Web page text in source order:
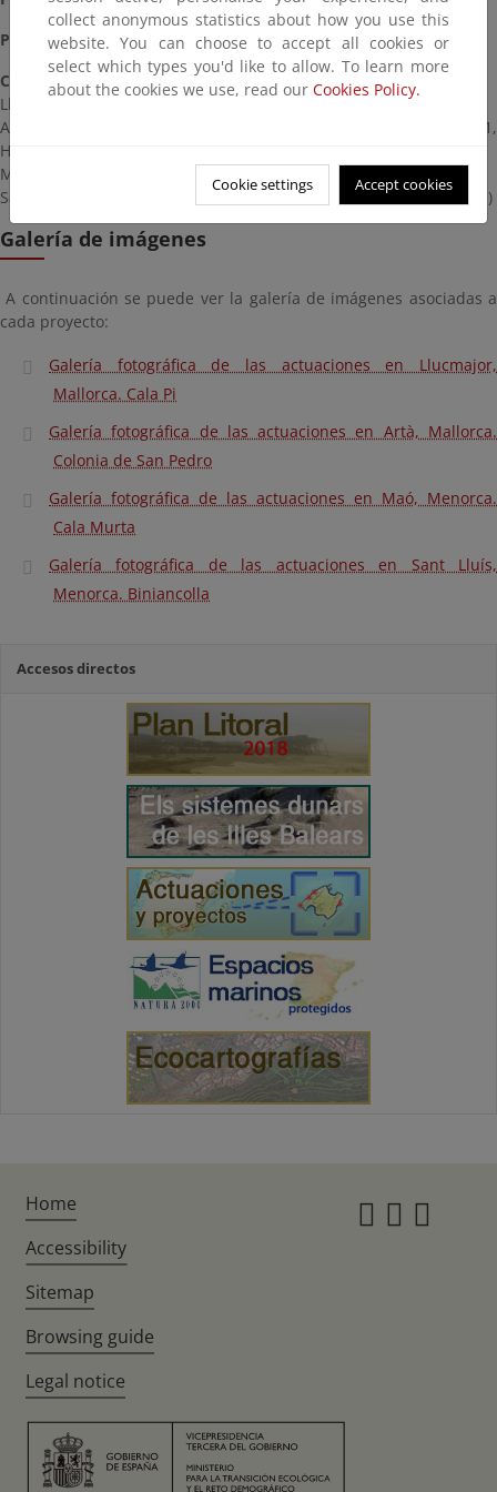
Presupuesto: 241.545,98 €
Coordenadas:
Llucmajor, Mallorca. Cala Pi (485921.73 , 4357255.35, Huso 31)
Artà, Mallorca. Colonia de San Pedro (526960.53 , 4400682.91,
Huso 31)
Maó, Menorca. Cala Murta (610551.14 , 4417933.57, Huso 31)
Sant Lluís, Menorca. Biniancolla (608141.39 , 4407724.89, Huso 31)
Galería de imágenes
A continuación se puede ver la galería de imágenes asociadas a
cada proyecto:
Galería fotográfica de las actuaciones en Llucmajor,
Mallorca. Cala Pi
Galería fotográfica de las actuaciones en Artà, Mallorca.
Colonia de San Pedro
Galería fotográfica de las actuaciones en Maó, Menorca.
Cala Murta
Galería fotográfica de las actuaciones en Sant Lluís,
Menorca. Biniancolla
Accesos directos
collect anonymous statistics about how you use this
website. You can choose to accept all cookies or
select which types you'd like to allow. To learn more
about the cookies we use, read our Cookies Policy.
Cookie settings Accept cookies
Home
Accessibility
Sitemap
Browsing guide
Legal notice